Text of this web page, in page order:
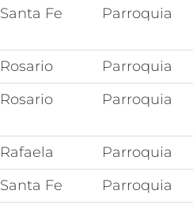
Santa Fe
Parroquia
Rosario Parroquia
Rosario
Parroquia
Rafaela Parroquia
Santa Fe
Parroquia